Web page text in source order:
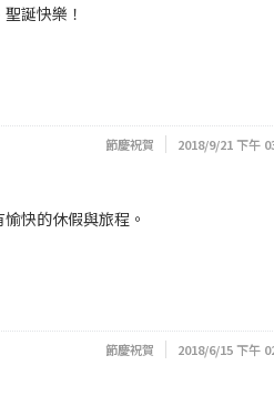
誕快樂！
節慶祝賀 2018/9/21 下午
快的休假與旅程。
節慶祝賀 2018/6/15 下午